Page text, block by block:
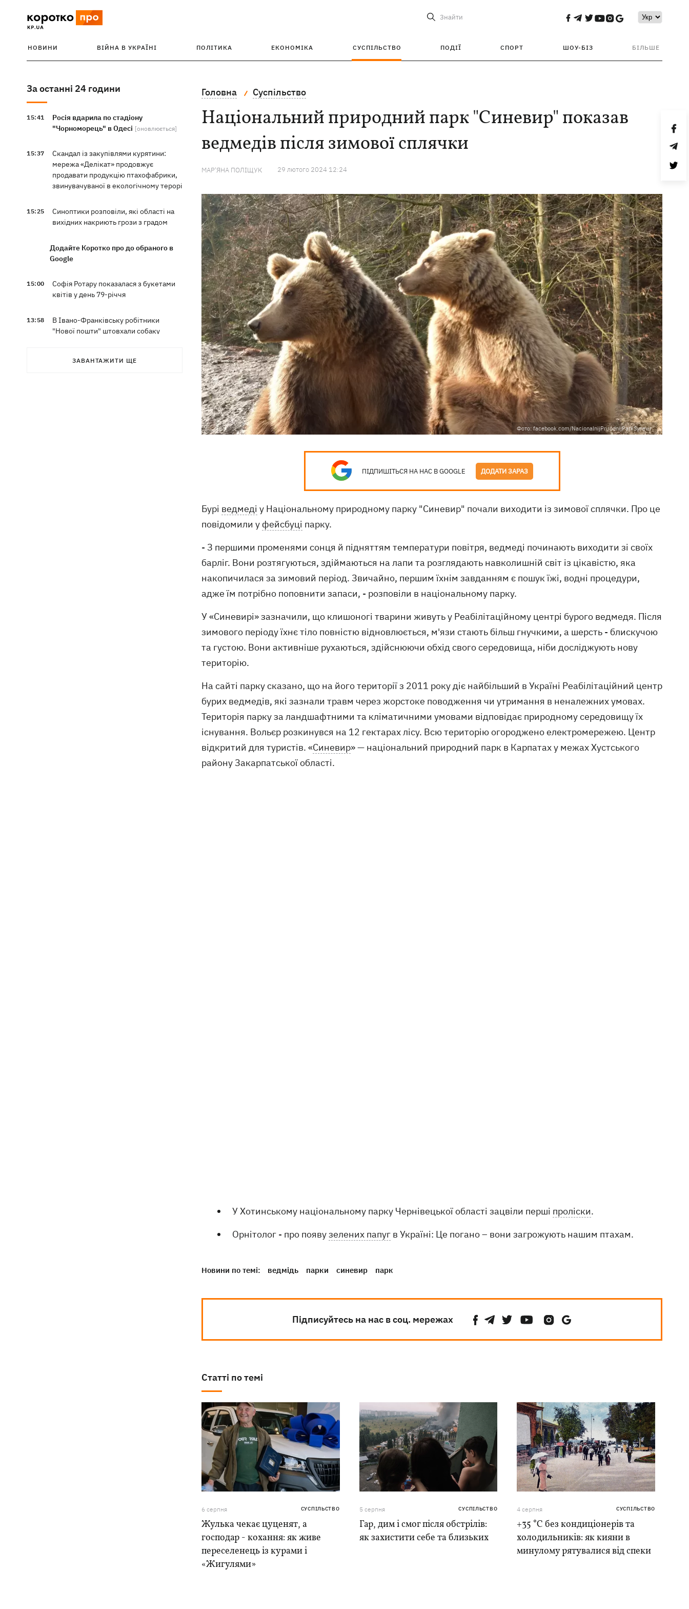
Знайти
НОВИНИ ВІЙНА В УКРАЇНІ ПОЛІТИКА ЕКОНОМІКА СУСПІЛЬСТВО ПОДІЇ СПОРТ ШОУ-БІЗ БІЛЬШЕ
За останні 24 години
15:41
Росія вдарила по стадіону
"Чорноморець" в Одесі [оновлюється]
15:37
Скандал із закупівлями курятини:
мережа «Делікат» продовжує
продавати продукцію птахофабрики,
звинувачуваної в екологічному терорі
15:25
Синоптики розповіли, які області на
вихідних накриють грози з градом
Додайте Коротко про до обраного в
Google
15:00
Софія Ротару показалася з букетами
квітів у день 79-річчя
13:58
В Івано-Франківську робітники
"Нової пошти" штовхали собаку
ЗАВАНТАЖИТИ ЩЕ
Головна Суспільство
Національний природний парк "Синевир" показав
ведмедів після зимової сплячки
МАР'ЯНА ПОЛІЩУК 29 лютого 2024 12:24
Фото: facebook.com/NacionalnijPrirodnijParkSynevir
ПІДПИШІТЬСЯ НА НАС В GOOGLE ДОДАТИ ЗАРАЗ
Бурі ведмеді у Національному природному парку "Синевир" почали виходити із зимової сплячки. Про це
повідомили у фейсбуці парку.
- З першими променями сонця й підняттям температури повітря, ведмеді починають виходити зі своїх
барліг. Вони розтягуються, здіймаються на лапи та розглядають навколишній світ із цікавістю, яка
накопичилася за зимовий період. Звичайно, першим їхнім завданням є пошук їжі, водні процедури,
адже їм потрібно поповнити запаси, - розповіли в національному парку.
У «Синевирі» зазначили, що клишоногі тварини живуть у Реабілітаційному центрі бурого ведмедя. Після
зимового періоду їхнє тіло повністю відновлюється, м'язи стають більш гнучкими, а шерсть - блискучою
та густою. Вони активніше рухаються, здійснюючи обхід свого середовища, ніби досліджують нову
територію.
На сайті парку сказано, що на його території з 2011 року діє найбільший в Україні Реабілітаційний центр
бурих ведмедів, які зазнали травм через жорстоке поводження чи утримання в неналежних умовах.
Територія парку за ландшафтними та кліматичними умовами відповідає природному середовищу їх
існування. Вольєр розкинувся на 12 гектарах лісу. Всю територію огороджено електромережею. Центр
відкритий для туристів. «Синевир» — національний природний парк в Карпатах у межах Хустського
району Закарпатської області.
У Хотинському національному парку Чернівецької області зацвіли перші проліски.
Орнітолог - про появузелених папуг в Україні: Це погано – вони загрожують нашим птахам.
Новини по темі: ведмідь парки синевир парк
Підписуйтесь на нас в соц. мережах
Статті по темі
6 серпня СУСПІЛЬСТВО
Жулька чекає цуценят, а
господар - кохання: як живе
переселенець із курами і
«Жигулями»
5 серпня СУСПІЛЬСТВО
Гар, дим і смог після обстрілів:
як захистити себе та близьких
4 серпня СУСПІЛЬСТВО
+35 °C без кондиціонерів та
холодильників: як кияни в
минулому рятувалися від спеки